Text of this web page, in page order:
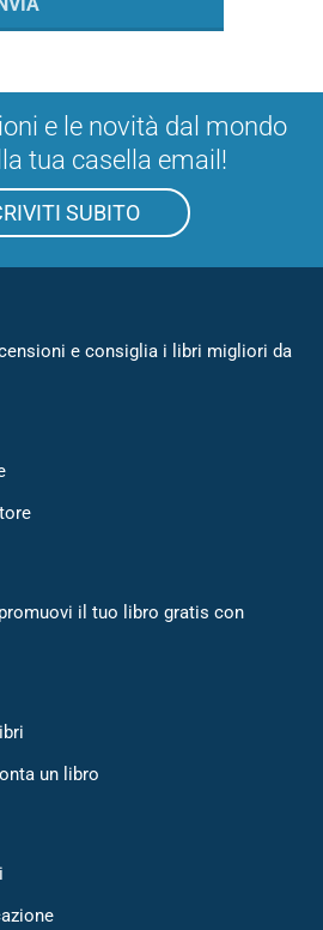
e le novità dal mondo
tua casella email!
SUBITO
e consiglia i libri migliori da
il tuo libro gratis con
un libro